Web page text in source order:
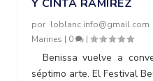
Y CINTA RAMÍREZ
por loblanc.info@gmail.com
Marines | 0 |
Benissa vuelve a
séptimo arte. El Festival